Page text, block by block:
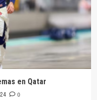
en Qatar
0